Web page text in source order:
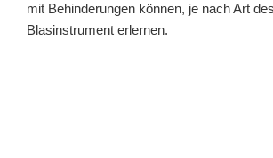
mit Behinderungen können, je nach Art
Blasinstrument erlernen.